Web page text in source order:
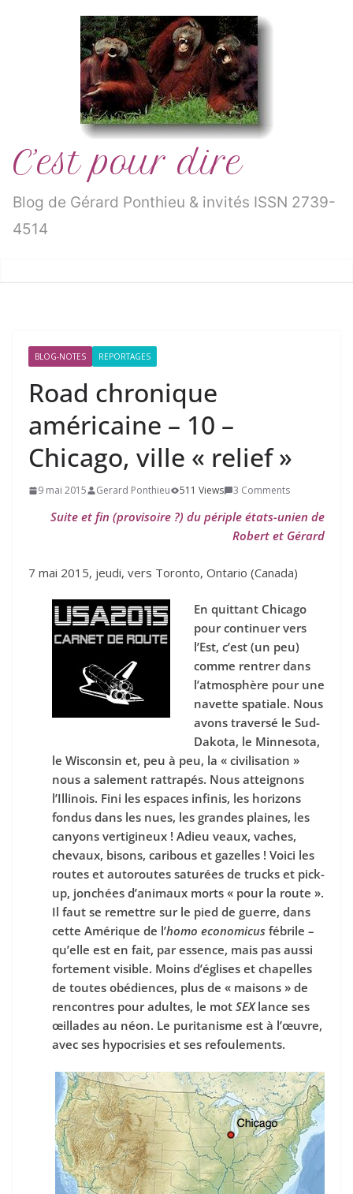
C’est pour dire
Blog de Gérard Ponthieu & invités ISSN 2739-
4514
BLOG-NOTES REPORTAGES
Road chronique
américaine – 10 –
Chicago, ville « relief »
9 mai 2015 Gerard Ponthieu 511 Views 3 Comments
Suite et fin (provisoire ?) du périple états-unien de
Robert et Gérard
7 mai 2015, jeudi, vers Toronto, Ontario (Canada)
En quittant Chicago
pour continuer vers
l’Est, c’est (un peu)
comme rentrer dans
l’atmosphère pour une
navette spatiale. Nous
avons traversé le Sud-
Dakota, le Minnesota,
le Wisconsin et, peu à peu, la « civilisation »
nous a salement rattrapés. Nous atteignons
l’Illinois. Fini les espaces infinis, les horizons
fondus dans les nues, les grandes plaines, les
canyons vertigineux ! Adieu veaux, vaches,
chevaux, bisons, caribous et gazelles ! Voici les
routes et autoroutes saturées de trucks et pick-
up, jonchées d’animaux morts « pour la route ».
Il faut se remettre sur le pied de guerre, dans
cette Amérique de l’homo economicus fébrile –
qu’elle est en fait, par essence, mais pas aussi
fortement visible. Moins d’églises et chapelles
de toutes obédiences, plus de « maisons » de
rencontres pour adultes, le mot SEXlance ses
œillades au néon. Le puritanisme est à l’œuvre,
avec ses hypocrisies et ses refoulements.